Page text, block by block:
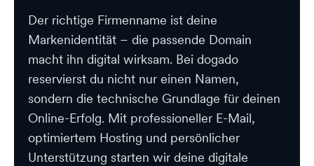
Der richtige Firmenname ist deine
Markenidentität – die passende Domain
macht ihn digital wirksam. Bei dogado
reservierst du nicht nur einen Namen,
sondern die technische Grundlage für deinen
Online-Erfolg. Mit professioneller E-Mail,
optimiertem Hosting und persönlicher
Unterstützung starten wir deine digitale